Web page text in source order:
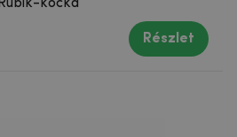
Rubik-kocka
Részlet